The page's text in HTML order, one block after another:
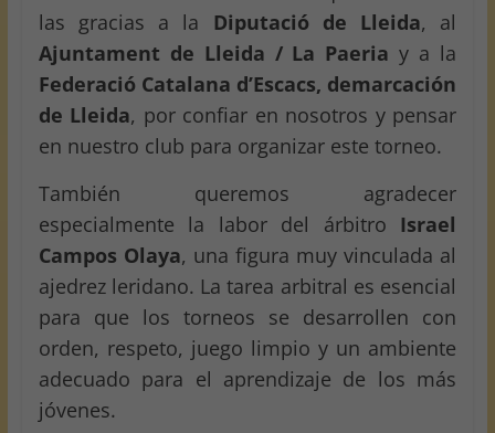
las gracias a la Diputació de Lleida, al
Ajuntament de Lleida / La Paeria y a la
Federació Catalana d’Escacs, demarcación
de Lleida, por confiar en nosotros y pensar
en nuestro club para organizar este torneo.
También queremos agradecer
especialmente la labor del árbitro Israel
Campos Olaya, una figura muy vinculada al
ajedrez leridano. La tarea arbitral es esencial
para que los torneos se desarrollen con
orden, respeto, juego limpio y un ambiente
adecuado para el aprendizaje de los más
jóvenes.